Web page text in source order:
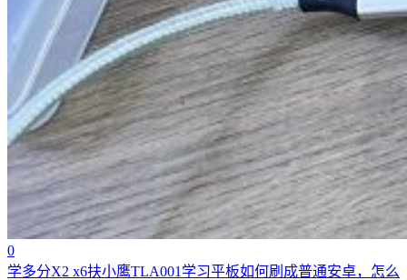
0
学多分X2 x6扶小鹰TLA001学习平板如何刷成普通安卓，怎么